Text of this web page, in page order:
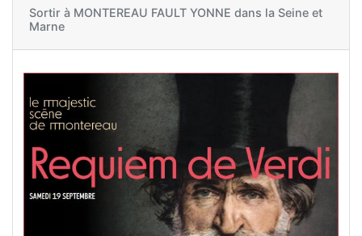
Sortir à MONTEREAU FAULT YONNE dans la Seine et
Marne